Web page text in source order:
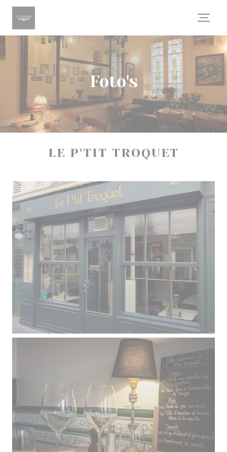
Cookies beheer paneel
Foto's
LE P'TIT TROQUET